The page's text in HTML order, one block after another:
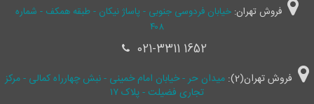
فروش تهران: خیابان فردوسی جنوبی - پاساژ نیکان - طبقه همکف - شماره
۴۰۸
021-3311 1652
فروش تهران(2):
میدان حر - خیابان امام خمینی - نبش چهارراه کمالی - مرکز
تجاری فضیلت - پلاک ۱۷